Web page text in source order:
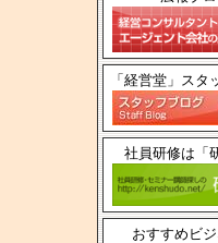
「経営堂」スタ
社員研修は「
おすすめビ